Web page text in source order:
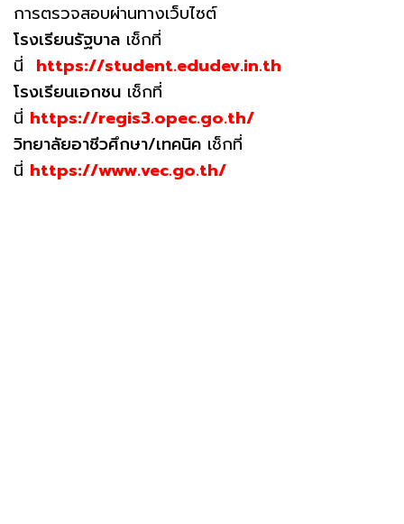
การตรวจสอบผ่านทางเว็บไซต์
โรงเรียนรัฐบาล เช็กที่
นี่ https://student.edudev.in.th
โรงเรียนเอกชน เช็กที่
นี่ https://regis3.opec.go.th/
วิทยาลัยอาชีวศึกษา/เทคนิค เช็กที่
นี่ https://www.vec.go.th/